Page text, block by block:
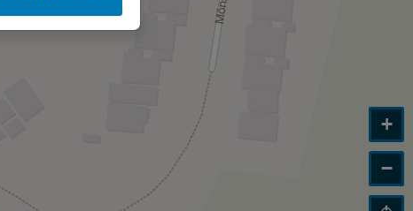
+
−